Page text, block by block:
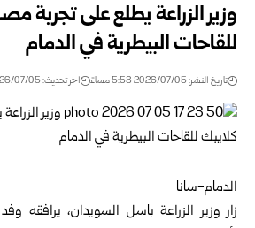
وزير الزراعة يطلع على تجربة
للقاحات البيطرية في الدمام
تاريخ النشر: 2026/07/05 5:53 مساءً اخر تحديث: 2026/07/05 5:53 مساءً
الدمام-سانا‏
زار وزير الزراعةباسل السويدان، يرافقه